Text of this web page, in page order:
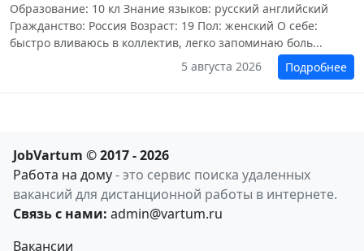
Образование: 10 кл Знание языков: русский английский
Гражданство: Россия Возраст: 19 Пол: женский О себе:
быстро вливаюсь в коллектив, легко запоминаю боль...
5 августа 2026
Подробнее
JobVartum © 2017 - 2026
Работа на дому- это сервис поиска удаленных
вакансий для дистанционной работы в интернете.
Связь с нами: admin@vartum.ru
Вакансии